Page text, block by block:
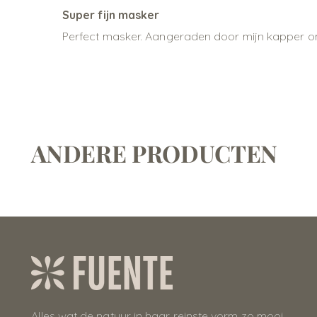
Super fijn masker
Perfect masker. Aangeraden door mijn kapper
ANDERE PRODUCTEN